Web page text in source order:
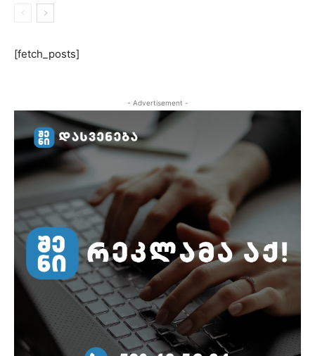
[fetch_posts]
- Advertisement -